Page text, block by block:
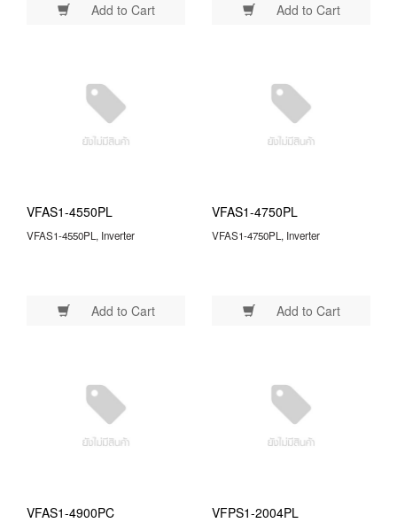
Add to Cart Add to Cart
VFAS1-4550PL
VFAS1-4550PL, Inverter
Add to Cart
VFAS1-4750PL
VFAS1-4750PL, Inverter
Add to Cart
VFAS1-4900PC VFPS1-2004PL